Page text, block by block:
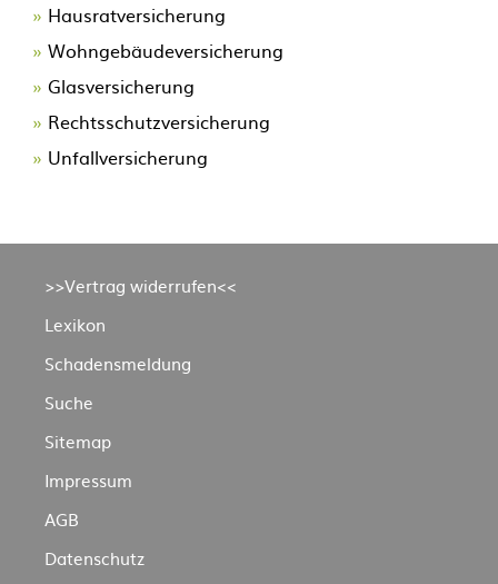
Hausratversicherung
Wohngebäudeversicherung
Glasversicherung
Rechtsschutzversicherung
Unfallversicherung
>>Vertrag widerrufen<<
Lexikon
Schadensmeldung
Suche
Sitemap
Impressum
AGB
Datenschutz